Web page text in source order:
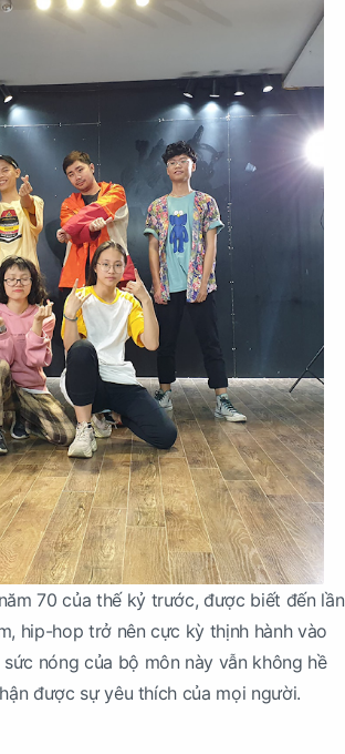
70 của thế kỷ trước, được biết đến lần
hip-hop trở nên cực kỳ thịnh hành vào
nóng của bộ môn này vẫn không hề
được sự yêu thích của mọi người.